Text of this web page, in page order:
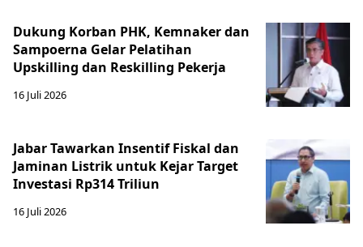
Dukung Korban PHK, Kemnaker dan
Sampoerna Gelar Pelatihan
Upskilling dan Reskilling Pekerja
16 Juli 2026
Jabar Tawarkan Insentif Fiskal dan
Jaminan Listrik untuk Kejar Target
Investasi Rp314 Triliun
16 Juli 2026